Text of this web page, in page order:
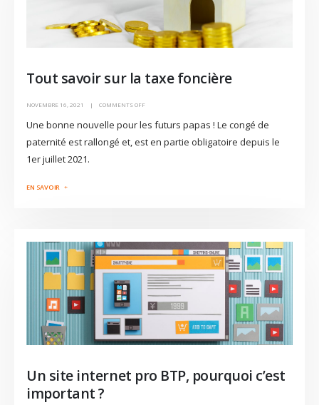
Tout savoir sur la taxe foncière
NOVEMBRE 16, 2021 COMMENTS OFF
Une bonne nouvelle pour les futurs papas ! Le congé de
paternité est rallongé et, est en partie obligatoire depuis le
1er juillet 2021.
Un site internet pro BTP, pourquoi c’est
important ?